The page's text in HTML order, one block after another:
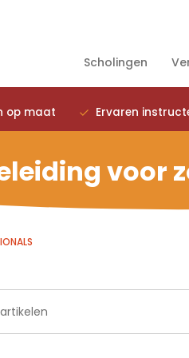
Scholingen
op maat Ervaren
voor